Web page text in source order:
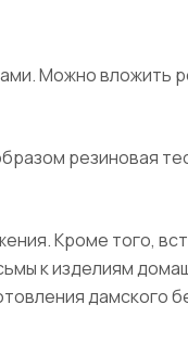
Можно вложить
резиновая
Кроме того,
к изделиям
дамского